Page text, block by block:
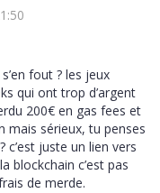
fout ? les jeux
qui ont trop d’argent
200€ en gas fees et
mais sérieux, tu penses
c’est juste un lien vers
blockchain c’est pas
de merde.